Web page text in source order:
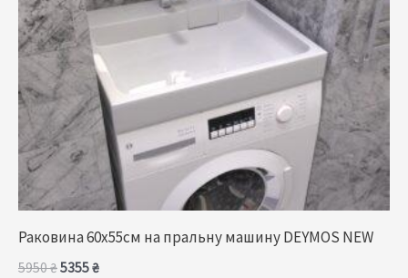
Раковина 60x55cм на пральну машину DEYMOS NEW
5950₴5355₴